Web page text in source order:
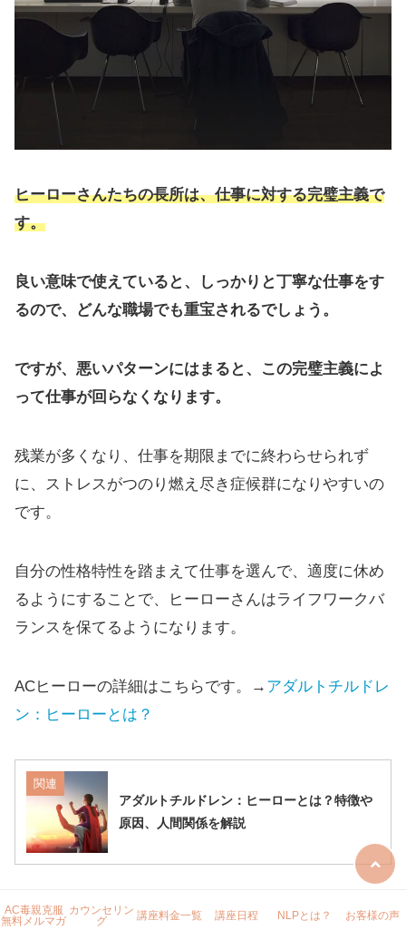
ヒーローさんたちの長所は、仕事に対する完璧主義で
す。
良い意味で使えていると、しっかりと丁寧な仕事をす
るので、どんな職場でも重宝されるでしょう。
ですが、悪いパターンにはまると、この完璧主義によ
って仕事が回らなくなります。
残業が多くなり、仕事を期限までに終わらせられず
に、ストレスがつのり燃え尽き症候群になりやすいの
です。
自分の性格特性を踏まえて仕事を選んで、適度に休め
るようにすることで、ヒーローさんはライフワークバ
ランスを保てるようになります。
ACヒーローの詳細はこちらです。→ アダルトチルドレ
ン：ヒーローとは？
関連
アダルトチルドレン：ヒーローとは？特徴や
原因、人間関係を解説
ピエロ（クラウン、マスコット）の長所・短
AC毒親克服
無料メルマガ
カウンセリン
グ
講座料金一覧 講座日程 NLPとは？ お客様の声